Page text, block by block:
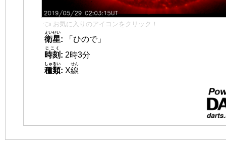
👈 お気に入りのアイコンをクリック！
衛星
えいせい
:
「ひので」
時刻
じこく
: 2時3分
種類
しゅるい
: X線
せん